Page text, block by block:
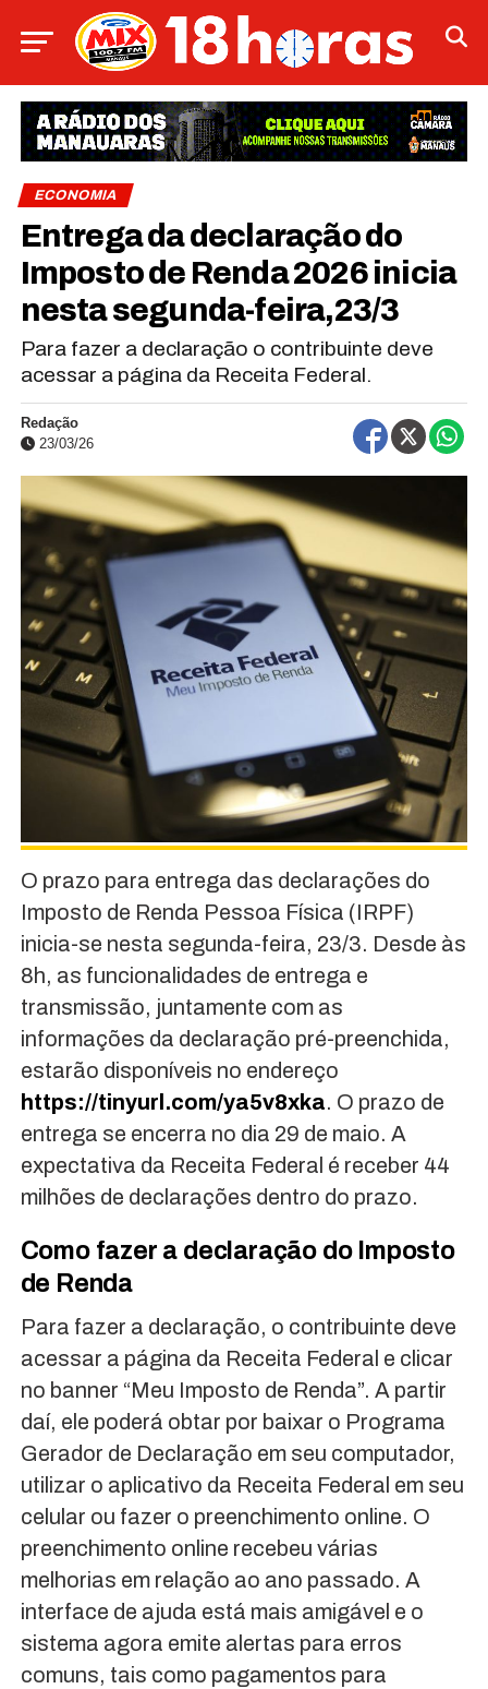
ECONOMIA
Entrega da declaração do
Imposto de Renda 2026 inicia
nesta segunda-feira,23/3
Para fazer a declaração o contribuinte deve
acessar a página da Receita Federal.
Redação
23/03/26
O prazo para entrega das declarações do
Imposto de Renda Pessoa Física (IRPF)
inicia-se nesta segunda-feira, 23/3. Desde às
8h, as funcionalidades de entrega e
transmissão, juntamente com as
informações da declaração pré-preenchida,
estarão disponíveis no endereço
https://tinyurl.com/ya5v8xka. O prazo de
entrega se encerra no dia 29 de maio. A
expectativa da Receita Federal é receber 44
milhões de declarações dentro do prazo.
Como fazer a declaração do Imposto
de Renda
Para fazer a declaração, o contribuinte deve
acessar a página da Receita Federal e clicar
no banner “Meu Imposto de Renda”. A partir
daí, ele poderá obtar por baixar o Programa
Gerador de Declaração em seu computador,
utilizar o aplicativo da Receita Federal em seu
celular ou fazer o preenchimento online. O
preenchimento online recebeu várias
melhorias em relação ao ano passado. A
interface de ajuda está mais amigável e o
sistema agora emite alertas para erros
comuns, tais como pagamentos para